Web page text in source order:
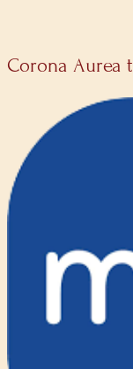
Corona Aurea